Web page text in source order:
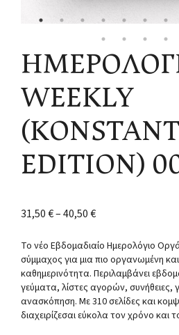
WEEKLY
EDITION)
31,50€–40,50€
Το νέο Εβδομαδιαίο Ημερολόγιο
σύμμαχος για μια πιο οργανωμένη
καθημερινότητα. Περιλαμβάνει
γεύματα, λίστες αγορών, συνήθειες,
ανασκόπηση. Με 310 σελίδες και
διαχειρίζεσαι εύκολα τον χρόνο και